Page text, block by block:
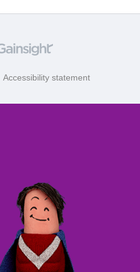
Accessibility statement